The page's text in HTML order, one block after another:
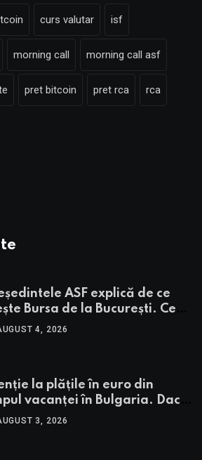
curs valutar isf
morning call morning call asf
pret bitcoin pret rca rca
ASF explică de ce
Bursa de la București. Ce
pentru BVB potrivit lui
4, 2026
la plățile în euro din
vacanței în Bulgaria. Dacă
cele mai falsificate
3, 2026